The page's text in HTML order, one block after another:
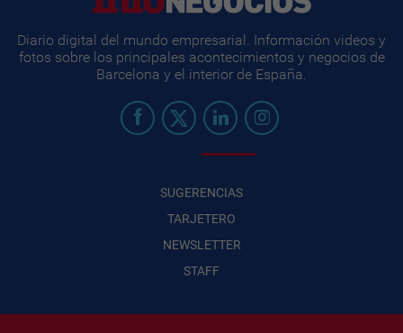
Diario digital del mundo empresarial. Información videos y
fotos sobre los principales acontecimientos y negocios de
Barcelona y el interior de España.
SUGERENCIAS
TARJETERO
NEWSLETTER
STAFF